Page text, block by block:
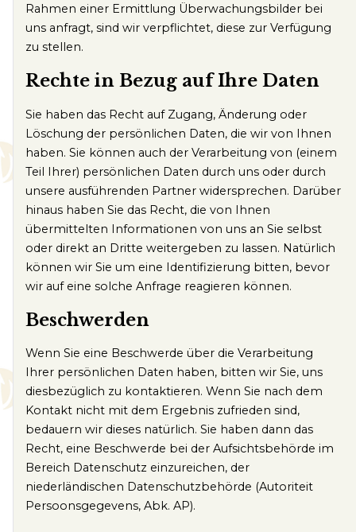
Rahmen einer Ermittlung Überwachungsbilder bei
uns anfragt, sind wir verpflichtet, diese zur Verfügung
zu stellen.
Rechte in Bezug auf Ihre Daten
Sie haben das Recht auf Zugang, Änderung oder
Löschung der persönlichen Daten, die wir von Ihnen
haben. Sie können auch der Verarbeitung von (einem
Teil Ihrer) persönlichen Daten durch uns oder durch
unsere ausführenden Partner widersprechen. Darüber
hinaus haben Sie das Recht, die von Ihnen
übermittelten Informationen von uns an Sie selbst
oder direkt an Dritte weitergeben zu lassen. Natürlich
können wir Sie um eine Identifizierung bitten, bevor
wir auf eine solche Anfrage reagieren können.
Beschwerden
Wenn Sie eine Beschwerde über die Verarbeitung
Ihrer persönlichen Daten haben, bitten wir Sie, uns
diesbezüglich zu kontaktieren. Wenn Sie nach dem
Kontakt nicht mit dem Ergebnis zufrieden sind,
bedauern wir dieses natürlich. Sie haben dann das
Recht, eine Beschwerde bei der Aufsichtsbehörde im
Bereich Datenschutz einzureichen, der
niederländischen Datenschutzbehörde (Autoriteit
Persoonsgegevens, Abk. AP).